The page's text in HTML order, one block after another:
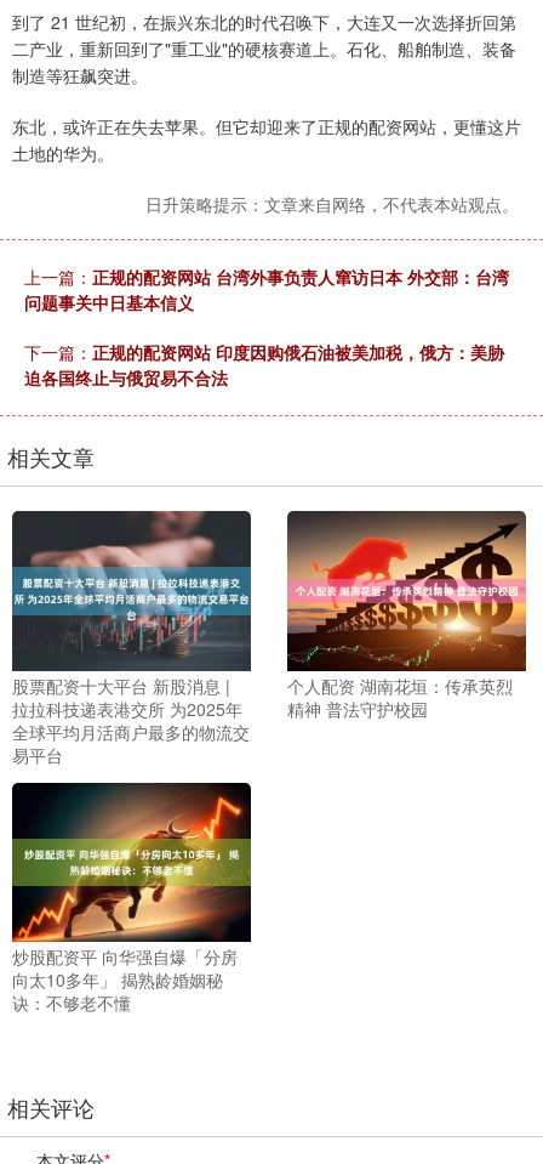
到了 21 世纪初，在振兴东北的时代召唤下，大连又一次选择折回第
二产业，重新回到了"重工业"的硬核赛道上。石化、船舶制造、装备
制造等狂飙突进。
东北，或许正在失去苹果。但它却迎来了正规的配资网站，更懂这片
土地的华为。
日升策略提示：文章来自网络，不代表本站观点。
上一篇： 正规的配资网站 台湾外事负责人窜访日本 外交部：台湾
问题事关中日基本信义
下一篇： 正规的配资网站 印度因购俄石油被美加税，俄方：美胁
迫各国终止与俄贸易不合法
相关文章
股票配资十大平台 新股消息 |
拉拉科技递表港交所 为2025年
全球平均月活商户最多的物流交
易平台
个人配资 湖南花垣：传承英烈
精神 普法守护校园
炒股配资平 向华强自爆「分房
向太10多年」 揭熟龄婚姻秘
诀：不够老不懂
相关评论